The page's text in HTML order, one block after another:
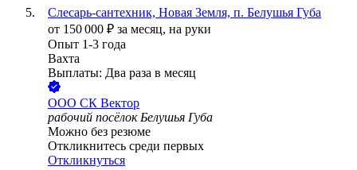
Слесарь-сантехник, Новая Земля, п. Белушья Губа
от 150 000 ₽ за месяц, на руки
Опыт 1-3 года
Вахта
Выплаты: Два раза в месяц
ООО СК Вектор
рабочий посёлок Белушья Губа
Можно без резюме
Откликнитесь среди первых
Откликнуться